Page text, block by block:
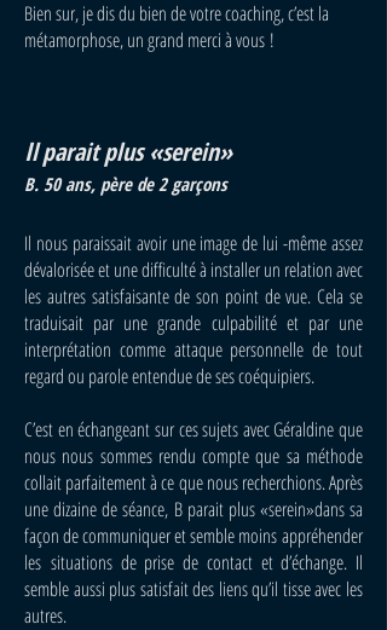
Bien sur, je dis du bien de votre coaching, c’est la
métamorphose, un grand merci à vous !
Ilparait plus «serein»
B. 50 ans, père de 2 garçons
Il nous paraissait avoir une image de lui -même assez
dévalorisée et une difficulté à installer un relation avec
les autres satisfaisante de son point de vue. Cela se
traduisait par une grande culpabilité et par une
interprétation comme attaque personnelle de tout
regard ou parole entendue de ses coéquipiers.
C’est en échangeant sur ces sujets avec Géraldine que
nous nous sommes rendu compte que sa méthode
collait parfaitement à ce que nous recherchions.Après
une dizaine de séance, B parait plus «serein»dans sa
façon de communiquer et semble moins appréhender
les situations de prise de contact et d’échange. Il
semble aussi plus satisfait des liens qu’il tisse avec les
autres.